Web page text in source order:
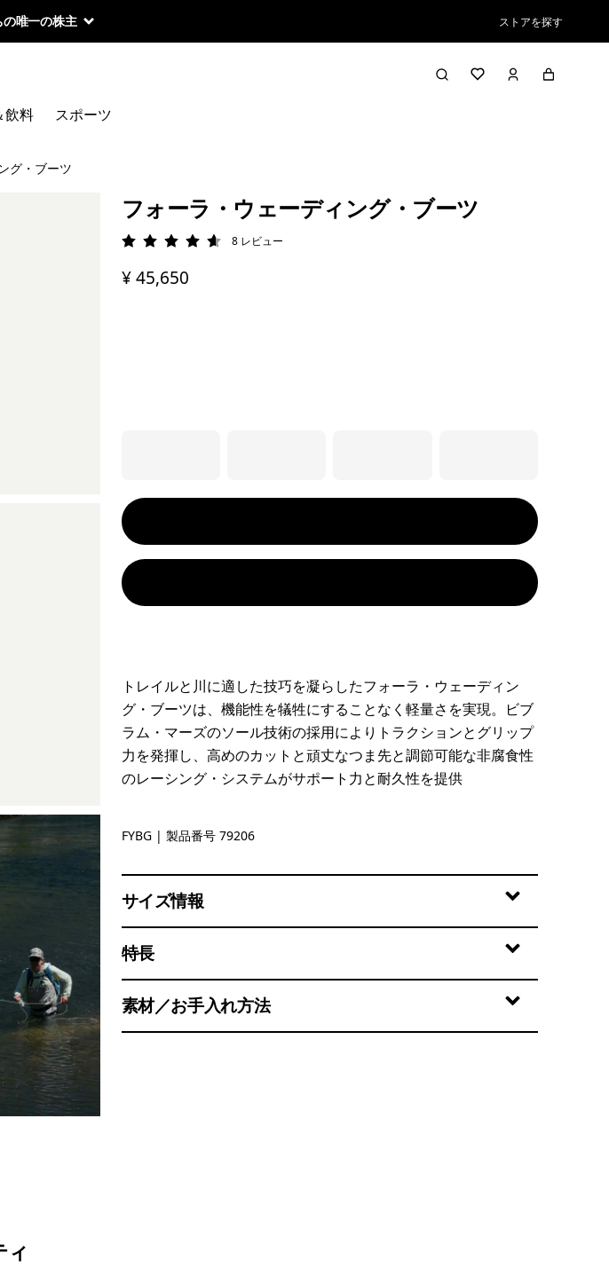
唯一の株主 ストアを探す
飲料 スポーツ
グ・ブーツ
フォーラ・ウェーディング・ブーツ
評価: 4.6 / 5
8 レビュー
¥ 45,650
トレイルと川に適した技巧を凝らしたフォーラ・ウェーディン
グ・ブーツは、機能性を犠牲にすることなく軽量さを実現。ビブ
ラム・マーズのソール技術の採用によりトラクションとグリップ
力を発揮し、高めのカットと頑丈なつま先と調節可能な非腐食性
のレーシング・システムがサポート力と耐久性を提供
Forge Grey w/Basin Green
FYBG | 製品番号 79206
サイズ情報
特長
素材／お手入れ方法
ィ